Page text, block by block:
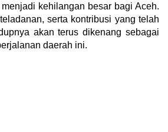
kehilangan besar bagi Aceh.
serta kontribusi yang telah
akan terus dikenang sebagai
daerah ini.